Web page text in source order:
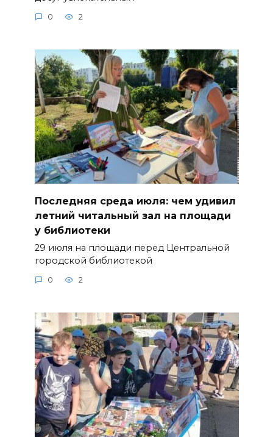
0 2
Последняя среда июля: чем удивил
летний читальный зал на площади
у библиотеки
29 июля на площади перед Центральной
городской библиотекой
0 2